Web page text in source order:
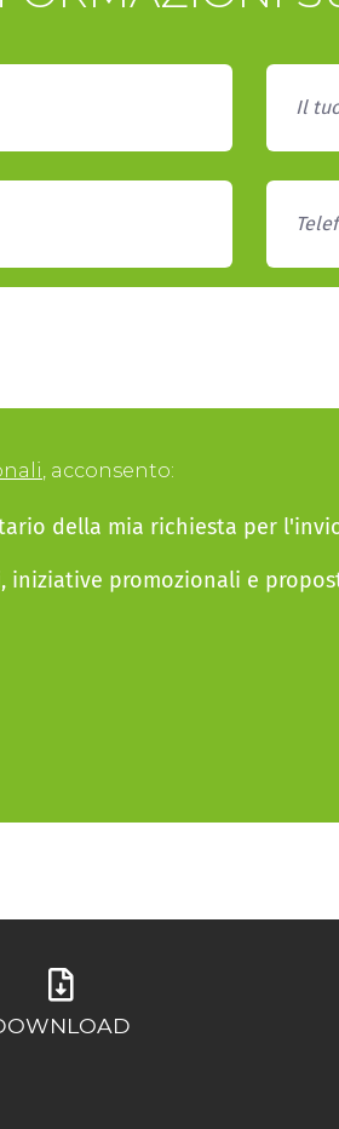
, acconsento:
della mia richiesta per
iniziative promozionali e